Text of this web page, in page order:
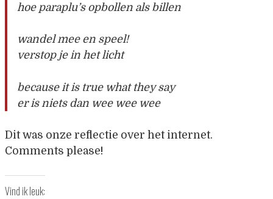
hoe paraplu’s opbollen als billen
wandel mee en speel!
verstop je in het licht
because it is true what they say
er is niets dan wee wee wee
Dit was onze reflectie over het internet.
Comments please!
Vind ik leuk: